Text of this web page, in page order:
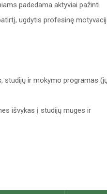
padedama aktyviai pažinti
ugdytis profesinę
studijų ir mokymo programas
išvykas į studijų muges ir